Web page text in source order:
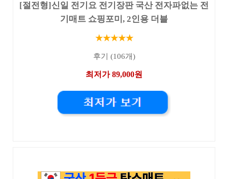
[절전형]신일 전기요 전기장판 국산 전자파없는 전
기매트 쇼핑포미, 2인용 더블
★★★★★
후기 (106개)
최저가 89,000원